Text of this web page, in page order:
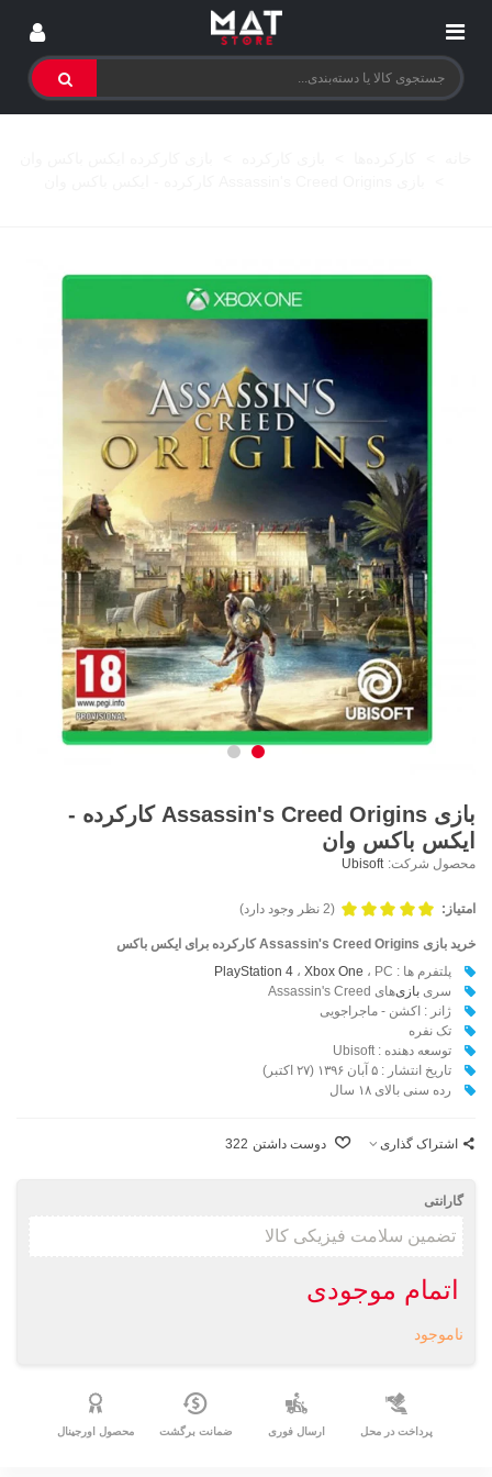
بازی Assassin's Creed Origins کارکرده -
ایکس باکس وان
محصول شرکت: Ubisoft
امتیاز: (2 نظر وجود دارد)
خرید بازی Assassin's Creed Origins کارکرده برای ایکس باکس
پلتفرم ها :
PlayStation 4، Xbox One ، PC
سریبازی‌های Assassin's Creed
ژانر : اکشن - ماجراجویی
تک نفره
توسعه دهنده : Ubisoft
تاریخ انتشار : ۵ آبان ۱۳۹۶ (۲۷ اکتبر)
رده سنی بالای ۱۸ سال
اشتراک گذاری دوست داشتن 322
گارانتی
اتمام موجودی
ناموجود
پرداخت در محل ارسال فوری ضمانت برگشت محصول اورجینال